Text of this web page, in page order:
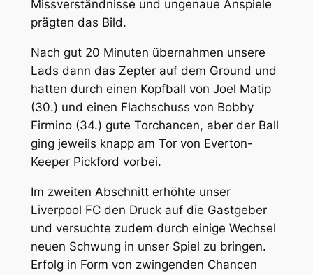
Missverständnisse und ungenaue Anspiele
prägten das Bild.
Nach gut 20 Minuten übernahmen unsere
Lads dann das Zepter auf dem Ground und
hatten durch einen Kopfball von Joel Matip
(30.) und einen Flachschuss von Bobby
Firmino (34.) gute Torchancen, aber der Ball
ging jeweils knapp am Tor von Everton-
Keeper Pickford vorbei.
Im zweiten Abschnitt erhöhte unser
Liverpool FC den Druck auf die Gastgeber
und versuchte zudem durch einige Wechsel
neuen Schwung in unser Spiel zu bringen.
Erfolg in Form von zwingenden Chancen